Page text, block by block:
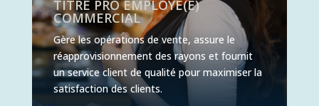
TITRE PRO EMPLOYE(E)
COMMERCIAL
Gère les opérations de vente, assure le
réapprovisionnement des rayons et fournit
un service client de qualité pour maximiser la
satisfaction des clients.